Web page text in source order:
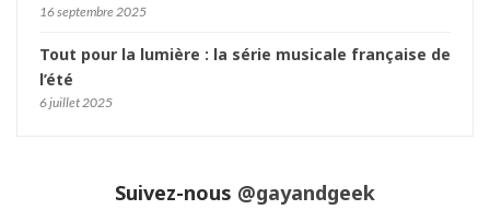
16 septembre 2025
Tout pour la lumière : la série musicale française de
l’été
6 juillet 2025
Suivez-nous @gayandgeek